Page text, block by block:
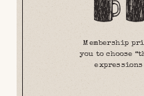
Membership
you to choose